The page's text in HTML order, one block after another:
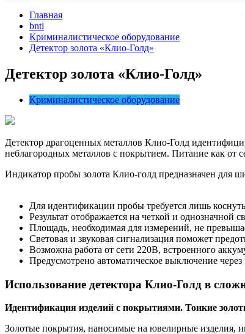
Главная
bnti
Криминалистическое оборудование
Детектор золота «Клио-Голд»
Детектор золота «Клио-Голд»
Криминалистическое оборудование
Детектор драгоценных металлов Клио-Голд
неблагородных металлов с покрытием. Питание как от
Индикатор пробы золота Клио-голд предназначен для
Для идентификации пробы требуется лишь
Результат отображается на четкой и однозначной
Площадь, необходимая для измерений, не
Световая и звуковая сигнализация поможет
Возможна работа от сети 220В, встроенного
Предусмотрено автоматическое выключение
Использование детектора Клио-Голд в
Идентификация изделий с покрытиями. Тонкие
Золотые покрытия, наносимые на ювелирные изделия,